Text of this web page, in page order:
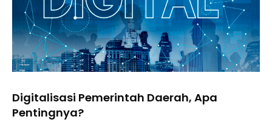
Digitalisasi Pemerintah Daerah, Apa
Pentingnya?